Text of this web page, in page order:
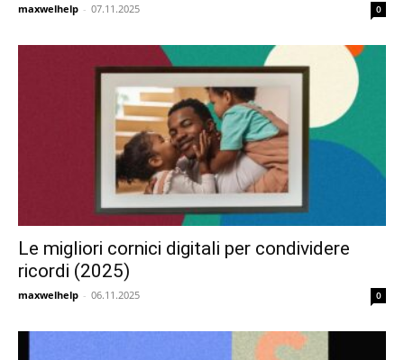
maxwelhelp - 07.11.2025 0
Le migliori cornici digitali per condividere
ricordi (2025)
maxwelhelp - 06.11.2025 0